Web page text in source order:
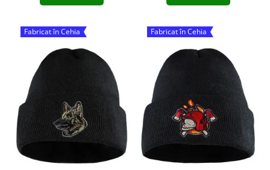
Fabricat în Cehia Fabricat în Cehia